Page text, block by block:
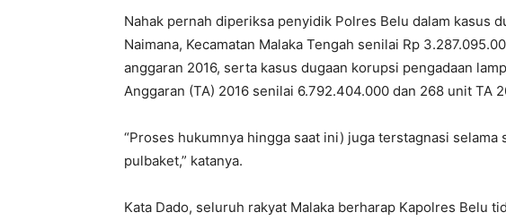
Nahak pernah diperiksa penyidik Polres Belu dalam kasus
Naimana, Kecamatan Malaka Tengah senilai Rp
anggaran 2016, serta kasus dugaan korupsi pengadaan
Anggaran (TA) 2016 senilai 6.792.404.000 dan 268 unit TA
“Proses hukumnya hingga saat ini) juga terstagnasi selama
pulbaket,” katanya.
Kata Dado, seluruh rakyat Malaka berharap Kapolres Belu